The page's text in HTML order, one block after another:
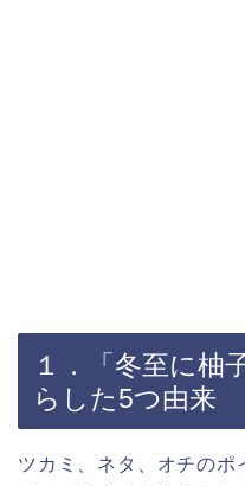
１．「冬至に柚
らした5つ由来
ツカミ、ネタ、オチのポ